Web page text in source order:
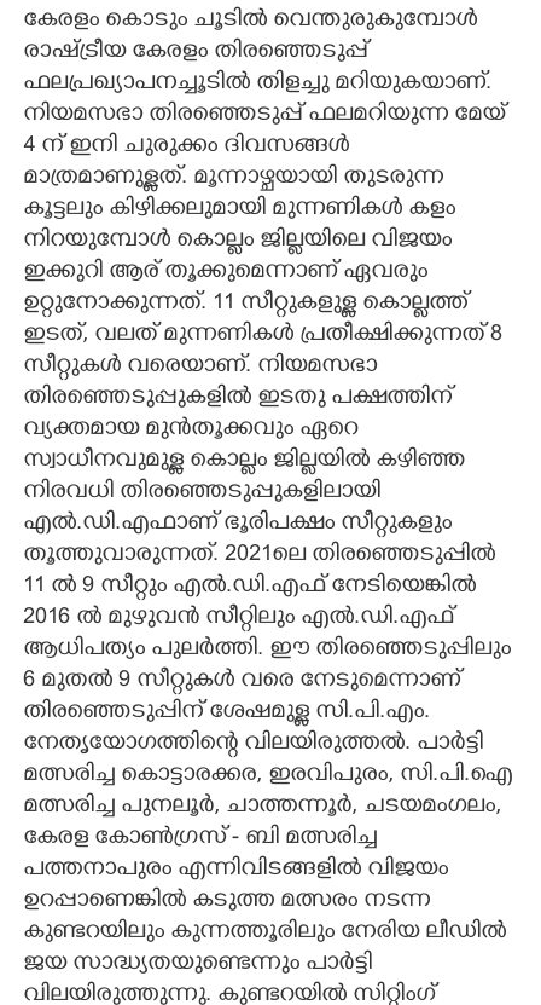
CARTOONS
LITERATURE
ZOOM
CONTACT US
കേരളം കൊടും ചൂടിൽ വെന്തുരുകുമ്പോൾ
രാഷ്ട്രീയ കേരളം തിരഞ്ഞെടുപ്പ്
ഫലപ്രഖ്യാപനച്ചൂടിൽ തിളച്ചു മറിയുകയാണ്.
നിയമസഭാ തിരഞ്ഞെടുപ്പ് ഫലമറിയുന്ന മേയ്
4 ന് ഇനി ചുരുക്കം ദിവസങ്ങൾ
മാത്രമാണുള്ളത്. മൂന്നാഴ്ചയായി തുടരുന്ന
കൂട്ടലും കിഴിക്കലുമായി മുന്നണികൾ കളം
നിറയുമ്പോൾ കൊല്ലം ജില്ലയിലെ വിജയം
ഇക്കുറി ആര് തൂക്കുമെന്നാണ് ഏവരും
ഉറ്റുനോക്കുന്നത്. 11 സീറ്റുകളുള്ള കൊല്ലത്ത്
ഇടത്, വലത് മുന്നണികൾ പ്രതീക്ഷിക്കുന്നത് 8
സീറ്റുകൾ വരെയാണ്. നിയമസഭാ
തിരഞ്ഞെടുപ്പുകളിൽ ഇടതു പക്ഷത്തിന്
വ്യക്തമായ മുൻതൂക്കവും ഏറെ
സ്വാധീനവുമുള്ള കൊല്ലം ജില്ലയിൽ കഴിഞ്ഞ
നിരവധി തിരഞ്ഞെടുപ്പുകളിലായി
എൽ.ഡി.എഫാണ് ഭൂരിപക്ഷം സീറ്റുകളും
തൂത്തുവാരുന്നത്. 2021ലെ തിരഞ്ഞെടുപ്പിൽ
11 ൽ 9 സീറ്റും എൽ.ഡി.എഫ് നേടിയെങ്കിൽ
2016 ൽ മുഴുവൻ സീറ്റിലും എൽ.ഡി.എഫ്
ആധിപത്യം പുലർത്തി. ഈ തിരഞ്ഞെടുപ്പിലും
6 മുതൽ 9 സീറ്റുകൾ വരെ നേടുമെന്നാണ്
തിരഞ്ഞെടുപ്പിന് ശേഷമുള്ള സി.പി.എം.
നേതൃയോഗത്തിന്റെ വിലയിരുത്തൽ. പാർട്ടി
മത്സരിച്ച കൊട്ടാരക്കര, ഇരവിപുരം, സി.പി.ഐ
മത്സരിച്ച പുനലൂർ, ചാത്തന്നൂർ, ചടയമംഗലം,
കേരള കോൺഗ്രസ് - ബി മത്സരിച്ച
പത്തനാപുരം എന്നിവിടങ്ങളിൽ വിജയം
ഉറപ്പാണെങ്കിൽ കടുത്ത മത്സരം നടന്ന
കുണ്ടറയിലും കുന്നത്തൂരിലും നേരിയ ലീഡിൽ
ജയ സാദ്ധ്യതയുണ്ടെന്നും പാർട്ടി
വിലയിരുത്തുന്നു. കുണ്ടറയിൽ സിറ്റിംഗ്